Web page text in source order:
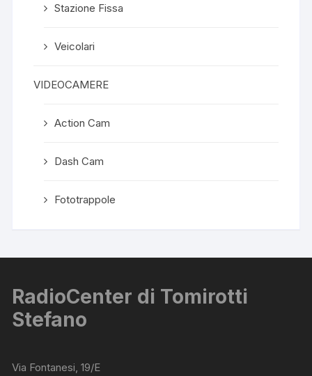
Stazione Fissa
Veicolari
VIDEOCAMERE
Action Cam
Dash Cam
Fototrappole
RadioCenter di Tomirotti
Stefano
Via Fontanesi, 19/E